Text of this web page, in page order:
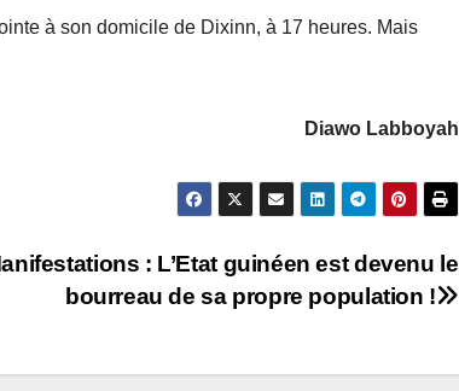
à son domicile de Dixinn, à 17 heures. Mais
Diawo Labboyah
: L’Etat guinéen est devenu le
bourreau de sa propre population !